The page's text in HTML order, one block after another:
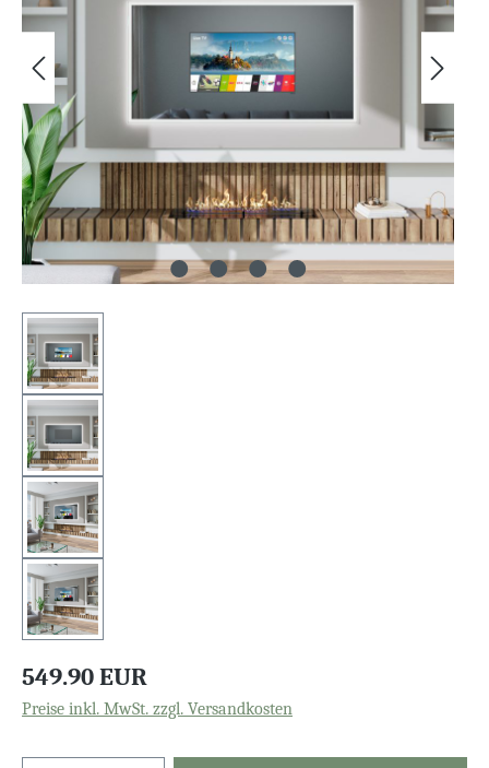
549.90 EUR
Preise inkl. MwSt. zzgl. Versandkosten